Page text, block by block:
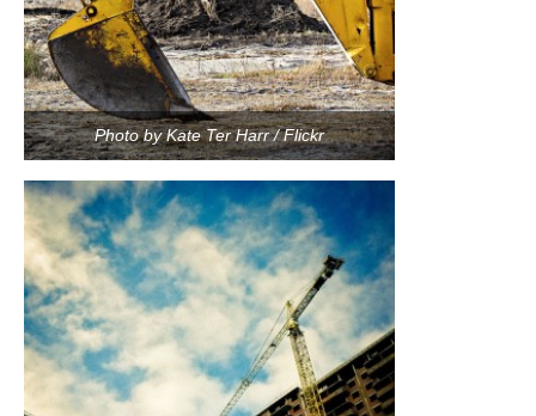
Photo by Kate Ter Harr / Flickr